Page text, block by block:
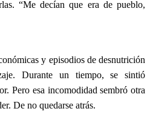
“Me decían que era de pueblo,
y episodios de desnutrición
Durante un tiempo, se sintió
Pero esa incomodidad sembró otra
De no quedarse atrás.